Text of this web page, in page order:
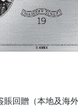
回贈（本地及海